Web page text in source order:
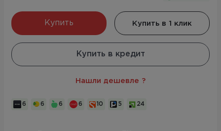
Купить
Купить в кредит
Купить в 1 клик
Нашли дешевле ?
6 6 6 6 10 5 24